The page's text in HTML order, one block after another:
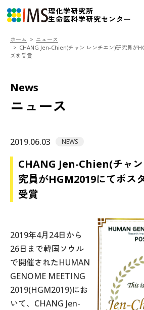
理化学研究所
生命医科学研究センター
IMSについて
チャレンジ
研究者向けデータベース
用語集
ニュース
イベント
アクセス
お問合せ
サイト
サイト
ホーム
ニュース
CHANG Jen-Chien(チャン レンチエン)研究員が
ズを受賞
News
ニュース
2019.06.03 NEWS
CHANG Jen-Chien(チャ
究員がHGM2019にてポス
受賞
2019年4月24日から
26日まで韓国ソウル
で開催されたHUMAN
GENOME MEETING
2019(HGM2019)にお
いて、CHANG Jen-